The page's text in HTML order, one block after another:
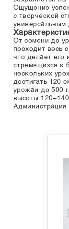
Ощущение
с творческой
универсальным
От семени до
проходит весь
что делает его
стремящихся к
нескольких
достигать 120
урожаи до 500
высоты
Администрация